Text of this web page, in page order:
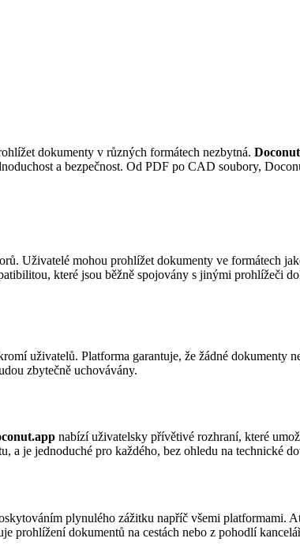
dokumenty v různých formátech nezbytná.
a bezpečnost. Od PDF po CAD soubory,
Uživatelé mohou prohlížet dokumenty ve formátech
které jsou běžně spojovány s jinými prohlížeči
uživatelů. Platforma garantuje, že žádné dokumenty
zbytečně uchovávány.
nabízí uživatelsky přívětivé rozhraní, které
je jednoduché pro každého, bez ohledu na technické
plynulého zážitku napříč všemi platformami.
prohlížení dokumentů na cestách nebo z pohodlí